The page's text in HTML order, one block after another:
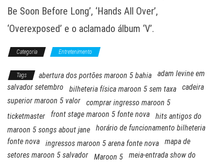
Be Soon Before Long’, ‘Hands All Over’,
‘Overexposed’ e o aclamado álbum ‘V’.
Categoria Entretenimento
Tags abertura dos portões maroon 5 bahia
adam levine em
salvador setembro
bilheteria física maroon 5 sem taxa
cadeira
superior maroon 5 valor
comprar ingresso maroon 5
ticketmaster
front stage maroon 5 fonte nova
hits antigos do
maroon 5 songs about jane
horário de funcionamento bilheteria
fonte nova
ingressos maroon 5 arena fonte nova
mapa de
setores maroon 5 salvador
Maroon 5
meia-entrada show do